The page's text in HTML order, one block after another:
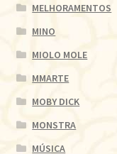
MELHORAMENTOS
MINO
MIOLO MOLE
MMARTE
MOBY DICK
MONSTRA
MÚSICA